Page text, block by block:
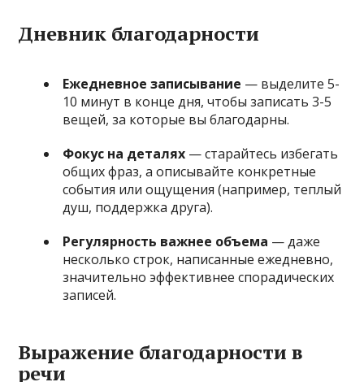
Дневник благодарности
Ежедневное записывание — выделите 5-
10 минут в конце дня, чтобы записать 3-5
вещей, за которые вы благодарны.
Фокус на деталях — старайтесь избегать
общих фраз, а описывайте конкретные
события или ощущения (например, теплый
душ, поддержка друга).
Регулярность важнее объема — даже
несколько строк, написанные ежедневно,
значительно эффективнее спорадических
записей.
Выражение благодарности в
речи